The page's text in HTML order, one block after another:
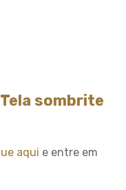
sombrite
aqui e entre em